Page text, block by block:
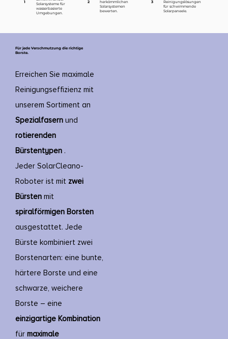
1
Solarsysteme für
wasserbasierte
Umgebungen.
2
herkömmlichen
Solarsystemen
bewerten.
3
Reinigungslösungen
für schwimmende
Solarpaneele.
Für jede Verschmutzung die richtige
Borste.
Erreichen Sie maximale
Reinigungseffizienz mit
unserem Sortiment an
Spezialfasernund
rotierenden
Bürstentypen.
Jeder SolarCleano-
Roboter ist mit zwei
Bürstenmit
spiralförmigen Borsten
ausgestattet. Jede
Bürste kombiniert zwei
Borstenarten: eine bunte,
härtere Borste und eine
schwarze, weichere
Borste – eine
einzigartige Kombination
für maximale